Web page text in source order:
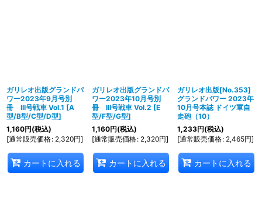
ガリレオ出版グランドパ
ワー2023年9月号別
冊 III号戦車 Vol.1 [A
型/B型/C型/D型]
1,160円(税込)
[通常販売価格: 2,320円]
カートに入れる
ガリレオ出版グランドパ
ワー2023年10月号別
冊 III号戦車 Vol.2 [E
型/F型/G型]
1,160円(税込)
[通常販売価格: 2,320円]
カートに入れる
ガリレオ出版[No.353]
グランドパワー 2023年
10月号本誌 ドイツ軍自
走砲（10）
1,233円(税込)
[通常販売価格: 2,465円]
カートに入れる